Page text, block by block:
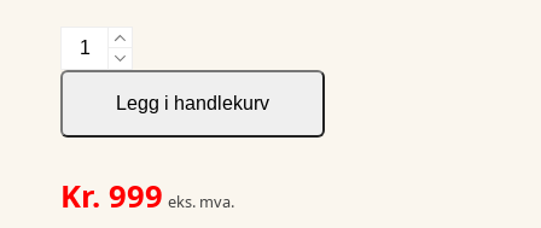
JH&F
Red
29
Fit
antall
Legg i handlekurv
Kr. 999 eks. mva.